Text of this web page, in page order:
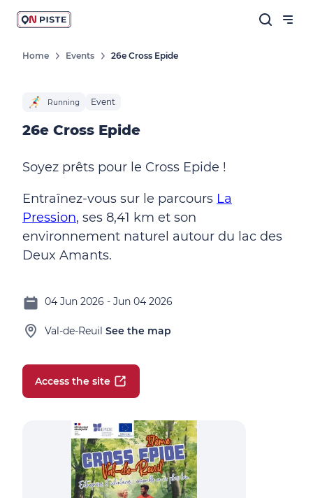
Home Events 26e Cross Epide
Running Event
26e Cross Epide
Soyez prêts pour le Cross Epide !
Entraînez-vous sur le parcours La
Pression, ses 8,41 km et son
environnement naturel autour du lac des
Deux Amants.
04 Jun 2026 - Jun 04 2026
Val-de-Reuil See the map
Access the site